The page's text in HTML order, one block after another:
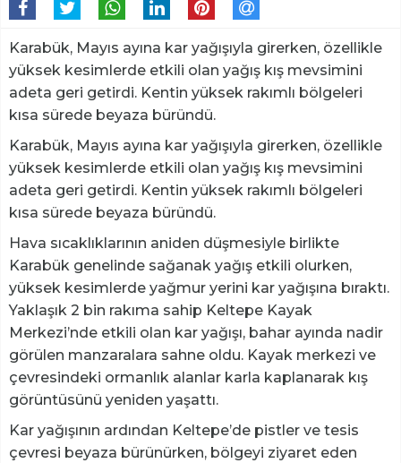
Karabük, Mayıs ayına kar yağışıyla girerken, özellikle
yüksek kesimlerde etkili olan yağış kış mevsimini
adeta geri getirdi. Kentin yüksek rakımlı bölgeleri
kısa sürede beyaza büründü.
Karabük, Mayıs ayına kar yağışıyla girerken, özellikle
yüksek kesimlerde etkili olan yağış kış mevsimini
adeta geri getirdi. Kentin yüksek rakımlı bölgeleri
kısa sürede beyaza büründü.
Hava sıcaklıklarının aniden düşmesiyle birlikte
Karabük genelinde sağanak yağış etkili olurken,
yüksek kesimlerde yağmur yerini kar yağışına bıraktı.
Yaklaşık 2 bin rakıma sahip Keltepe Kayak
Merkezi’nde etkili olan kar yağışı, bahar ayında nadir
görülen manzaralara sahne oldu. Kayak merkezi ve
çevresindeki ormanlık alanlar karla kaplanarak kış
görüntüsünü yeniden yaşattı.
Kar yağışının ardından Keltepe’de pistler ve tesis
çevresi beyaza bürünürken, bölgeyi ziyaret eden